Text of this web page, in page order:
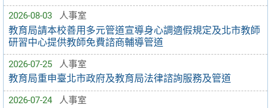
2026-08-03 人事室
教育局請本校善用多元管道宣導身心調適假規定及北市教師
研習中心提供教師免費諮商輔導管道
2026-07-25 人事室
教育局重申臺北市政府及教育局法律諮詢服務及管道
2026-07-24 人事室